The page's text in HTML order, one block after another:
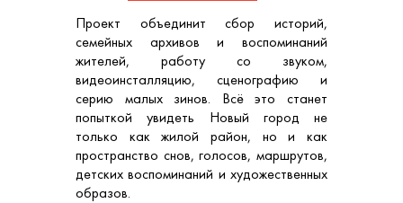
Проект объединит сбор историй,
семейных архивов и воспоминаний
жителей, работу со звуком,
видеоинсталляцию, сценографию и
серию малых зинов. Всё это станет
попыткой увидеть Новый город не
только как жилой район, но и как
пространство снов, голосов, маршрутов,
детских воспоминаний и художественных
образов.